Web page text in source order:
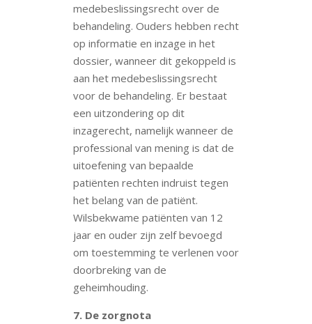
medebeslissingsrecht over de
behandeling. Ouders hebben recht
op informatie en inzage in het
dossier, wanneer dit gekoppeld is
aan het medebeslissingsrecht
voor de behandeling. Er bestaat
een uitzondering op dit
inzagerecht, namelijk wanneer de
professional van mening is dat de
uitoefening van bepaalde
patiënten rechten indruist tegen
het belang van de patiënt.
Wilsbekwame patiënten van 12
jaar en ouder zijn zelf bevoegd
om toestemming te verlenen voor
doorbreking van de
geheimhouding.
7. De zorgnota